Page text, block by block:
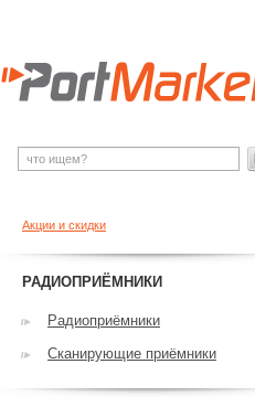
Акции и скидки
РАДИОПРИЁМНИКИ
Радиоприёмники
Сканирующие приёмники